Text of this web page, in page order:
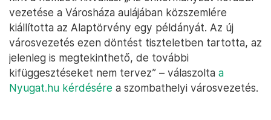
vezetése a Városháza aulájában közszemlére
kiállította az Alaptörvény egy példányát. Az új
városvezetés ezen döntést tiszteletben tartotta, az
jelenleg is megtekinthető, de további
kifüggesztéseket nem tervez” – válaszolta a
Nyugat.hu kérdésére a szombathelyi városvezetés.